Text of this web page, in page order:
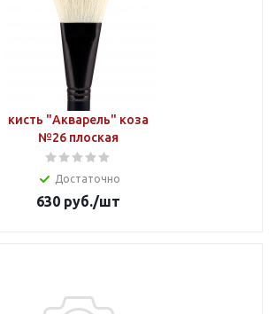
кисть "Акварель" коза
№26 плоская
Достаточно
630 руб./шт